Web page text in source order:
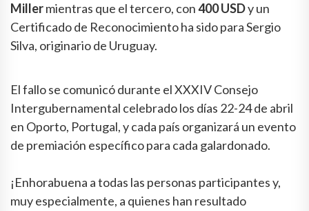
Millermientras que el tercero, con400 USDy un
Certificado de Reconocimiento ha sido para Sergio
Silva, originario de Uruguay.
El fallo se comunicó durante el XXXIV Consejo
Intergubernamental celebrado los días 22-24 de abril
en Oporto, Portugal, y cada país organizará un evento
de premiación específico para cada galardonado.
¡Enhorabuena a todas las personas participantes y,
muy especialmente, a quienes han resultado